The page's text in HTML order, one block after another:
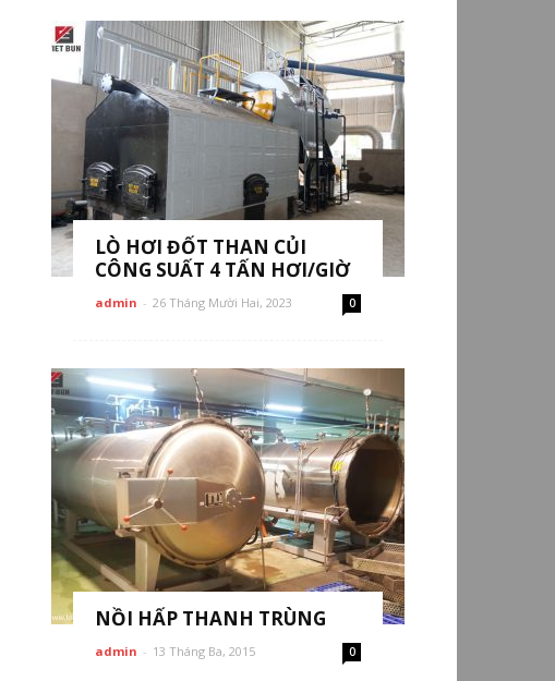
LÒ HƠI ĐỐT THAN CỦI
CÔNG SUẤT 4 TẤN HƠI/GIỜ
admin - 26 Tháng Mười Hai, 2023 0
NỒI HẤP THANH TRÙNG
admin - 13 Tháng Ba, 2015 0